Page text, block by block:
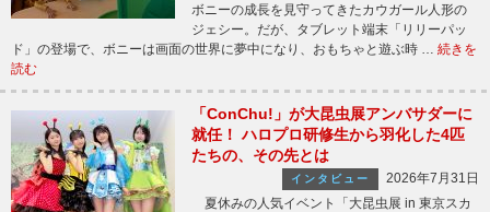
ボニーの成長を見守ってきたカウガール人形の
ジェシー。だが、タブレット端末「リリーパッ
ド」の登場で、ボニーは画面の世界に夢中になり、おもちゃと遊ぶ時 … 続きを
読む
「ConChu!」が大昆虫展アンバサダーに
就任！ ハロプロ研修生から羽化した4匹
たちの、その先とは
インタビュー
2026年7月31日
夏休みの人気イベント「大昆虫展 in 東京スカ